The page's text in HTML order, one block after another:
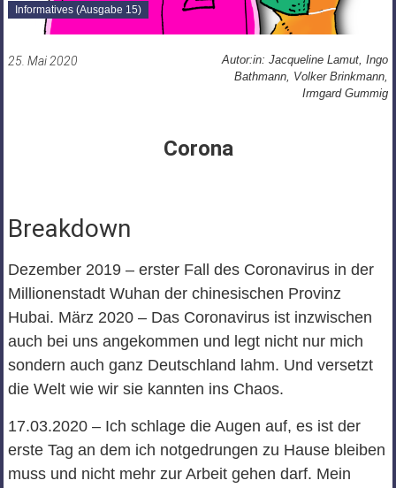
Informatives (Ausgabe 15)
25. Mai 2020
Autor:in: Jacqueline Lamut, Ingo
Bathmann, Volker Brinkmann,
Irmgard Gummig
Corona
Breakdown
Dezember 2019 – erster Fall des Coronavirus in der
Millionenstadt Wuhan der chinesischen Provinz
Hubai. März 2020 – Das Coronavirus ist inzwischen
auch bei uns angekommen und legt nicht nur mich
sondern auch ganz Deutschland lahm. Und versetzt
die Welt wie wir sie kannten ins Chaos.
17.03.2020 – Ich schlage die Augen auf, es ist der
erste Tag an dem ich notgedrungen zu Hause bleiben
muss und nicht mehr zur Arbeit gehen darf. Mein